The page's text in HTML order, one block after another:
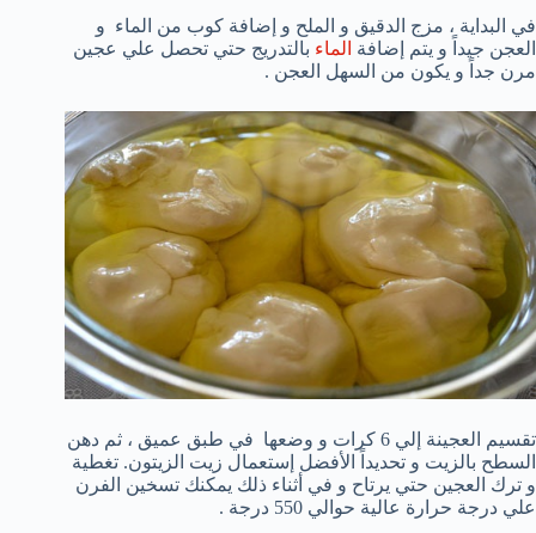
في البداية ، مزج الدقيق و الملح و إضافة كوب من الماء و
العجن جيداً و يتم إضافة الماء بالتدريج حتي تحصل علي عجين
مرن جداً و يكون من السهل العجن .
تقسيم العجينة إلي 6 كرات و وضعها في طبق عميق ، ثم دهن
السطح بالزيت و تحديداً الأفضل إستعمال زيت الزيتون. تغطية
و ترك العجين حتي يرتاح و في أثناء ذلك يمكنك تسخين الفرن
علي درجة حرارة عالية حوالي 550 درجة .